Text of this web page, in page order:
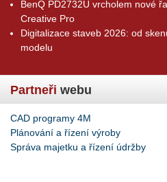
BenQ PD2732U vrcholem nové
Creative Pro
Digitalizace staveb 2026: od
modelu
Partneři webu
CAD programy 4M
Plánování a řízení výroby
Správa majetku a řízení údržby